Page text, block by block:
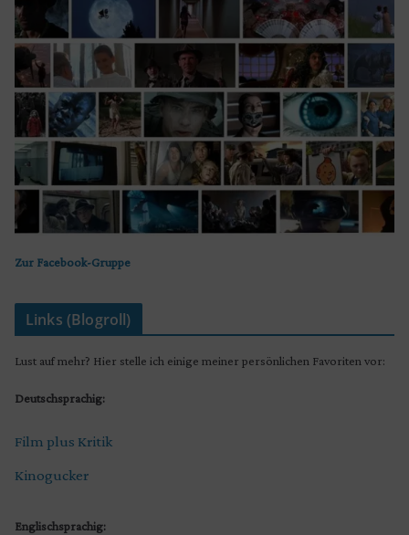
Zur Facebook-Gruppe
Links (Blogroll)
Lust auf mehr? Hier stelle ich einige meiner persönlichen Favoriten vor:
Deutschsprachig:
Film plus Kritik
Kinogucker
Englischsprachig: